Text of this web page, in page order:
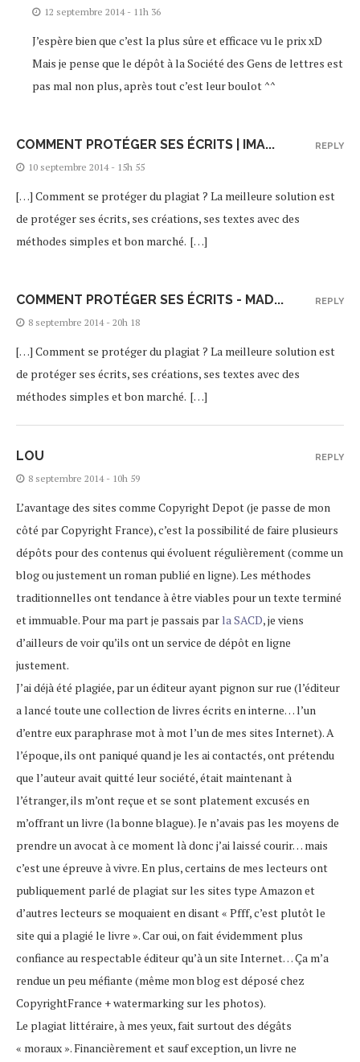
12 septembre 2014 - 11h 36
J’espère bien que c’est la plus sûre et efficace vu le prix xD
Mais je pense que le dépôt à la Société des Gens de lettres est
pas mal non plus, après tout c’est leur boulot ^^
COMMENT PROTÉGER SES ÉCRITS | IMA...
10 septembre 2014 - 15h 55
[…] Comment se protéger du plagiat ? La meilleure solution est
de protéger ses écrits, ses créations, ses textes avec des
méthodes simples et bon marché. […]
REPLY
COMMENT PROTÉGER SES ÉCRITS - MAD...
8 septembre 2014 - 20h 18
[…] Comment se protéger du plagiat ? La meilleure solution est
de protéger ses écrits, ses créations, ses textes avec des
méthodes simples et bon marché. […]
REPLY
LOU
8 septembre 2014 - 10h 59
L’avantage des sites comme Copyright Depot (je passe de mon
côté par Copyright France), c’est la possibilité de faire plusieurs
dépôts pour des contenus qui évoluent régulièrement (comme un
blog ou justement un roman publié en ligne). Les méthodes
traditionnelles ont tendance à être viables pour un texte terminé
et immuable. Pour ma part je passais par la SACD, je viens
d’ailleurs de voir qu’ils ont un service de dépôt en ligne
justement.
J’ai déjà été plagiée, par un éditeur ayant pignon sur rue (l’éditeur
a lancé toute une collection de livres écrits en interne… l’un
d’entre eux paraphrase mot à mot l’un de mes sites Internet). A
l’époque, ils ont paniqué quand je les ai contactés, ont prétendu
que l’auteur avait quitté leur société, était maintenant à
l’étranger, ils m’ont reçue et se sont platement excusés en
m’offrant un livre (la bonne blague). Je n’avais pas les moyens de
prendre un avocat à ce moment là donc j’ai laissé courir… mais
c’est une épreuve à vivre. En plus, certains de mes lecteurs ont
publiquement parlé de plagiat sur les sites type Amazon et
d’autres lecteurs se moquaient en disant « Pfff, c’est plutôt le
site qui a plagié le livre ». Car oui, on fait évidemment plus
confiance au respectable éditeur qu’à un site Internet… Ça m’a
rendue un peu méfiante (même mon blog est déposé chez
CopyrightFrance + watermarking sur les photos).
Le plagiat littéraire, à mes yeux, fait surtout des dégâts
« moraux ». Financièrement et sauf exception, un livre ne
REPLY